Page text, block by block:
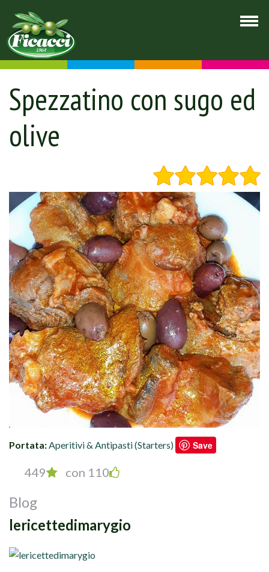
Spezzatino con sugo ed
olive
Portata:Aperitivi & Antipasti (Starters) Save
449 con 110
Blog
lericettedimarygio